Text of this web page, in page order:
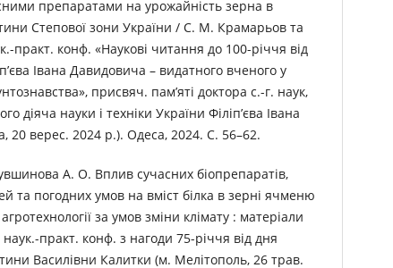
препаратами на урожайність зерна в
Степової зони України / С. М. Крамарьов та
практ. конф. «Наукові читання до 100-річчя від
Івана Давидовича – видатного вченого у
присвяч. пам’яті доктора с.-г. наук,
діяча науки і техніки України Філіп’єва Івана
20 верес. 2024 р.). Одеса, 2024. С. 56–62.
А. О. Вплив сучасних біопрепаратів,
та погодних умов на вміст білка в зерні ячменю
за умов зміни клімату : матеріали
наук.-практ. конф. з нагоди 75-річчя від дня
Василівни Калитки (м. Мелітополь, 26 трав.